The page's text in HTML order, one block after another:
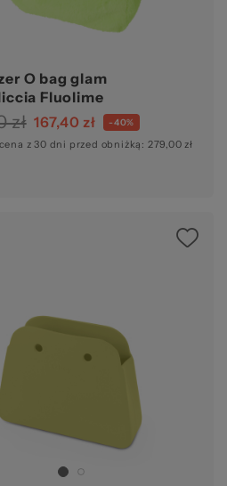
O bag glam
Fluolime
zł 167,40 zł -40%
z 30 dni przed obniżką: 279,00 zł